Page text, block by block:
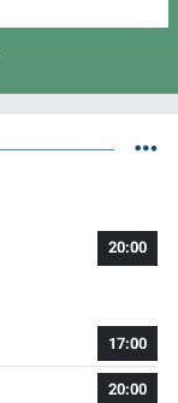
20:00
17:00
20:00